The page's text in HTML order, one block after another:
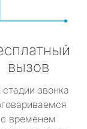
вызов
звонка
с временем